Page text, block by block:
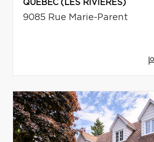
QUÉBEC (LES RIVIÈRES)
9085 Rue Marie-Parent